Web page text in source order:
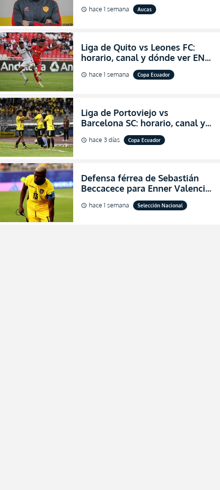
abandonar la dirección técnica
de Aucas
schedule hace 1 semana Aucas
Liga de Quito vs Leones FC:
horario, canal y dónde ver EN
VIVO los octavos de final de la
Copa Ecuador 2026
schedule hace 1 semana Copa Ecuador
Liga de Portoviejo vs
Barcelona SC: horario, canal y
dónde ver EN VIVO los octavos
de final de la Copa Ecuador
schedule hace 3 días Copa Ecuador
Defensa férrea de Sebastián
Beccacece para Enner Valencia
al indicar que era el hombre
indicado para Ecuador
schedule hace 1 semana Selección Nacional